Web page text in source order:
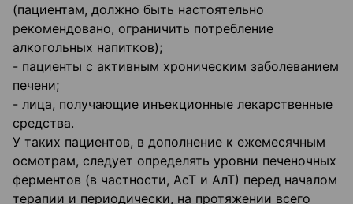
(пациентам, должно быть настоятельно
рекомендовано, ограничить потребление
алкогольных напитков);
- пациенты с активным хроническим заболеванием
печени;
- лица, получающие инъекционные лекарственные
средства.
У таких пациентов, в дополнение к ежемесячным
осмотрам, следует определять уровни печеночных
ферментов (в частности, АсТ и АлТ) перед началом
терапии и периодически, на протяжении всего